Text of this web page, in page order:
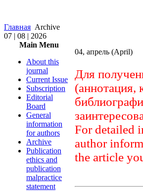
Главная Archive
07 | 08 | 2026
Main Menu
About this
journal
Current Issue
Subscription
Editorial
Board
General
information
for authors
Archive
Publication
ethics and
publication
malpractice
statement
04, апрель (April)
Для
(аннотация,
For detailed
author
the article